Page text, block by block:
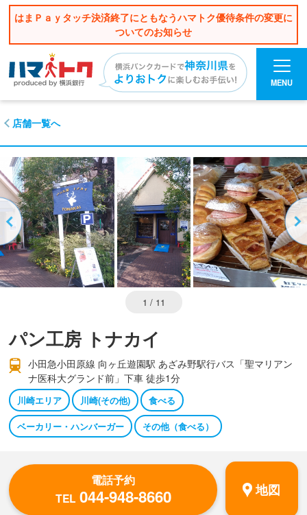
はまＰａｙタッチ決済終了にともなうハマトク優待条件の変更に
ついてのお知らせ
MENU
店舗一覧へ
1 / 11
パン工房 トナカイ
小田急小田原線 向ヶ丘遊園駅 あざみ野駅行バス「聖マリアン
ナ医科大グランド前」下車 徒歩1分
川崎エリア 川崎(その他)
食べる
ベーカリー・ハンバーガー
その他（食べる）
電話予約
TEL 044-948-8660 地図